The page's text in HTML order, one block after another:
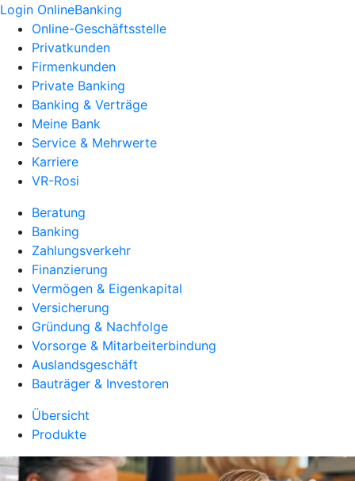
Login OnlineBanking
Online-Geschäftsstelle
Privatkunden
Firmenkunden
Private Banking
Banking & Verträge
Meine Bank
Service & Mehrwerte
Karriere
VR-Rosi
Beratung
Banking
Zahlungsverkehr
Finanzierung
Vermögen & Eigenkapital
Versicherung
Gründung & Nachfolge
Vorsorge & Mitarbeiterbindung
Auslandsgeschäft
Bauträger & Investoren
Übersicht
Produkte